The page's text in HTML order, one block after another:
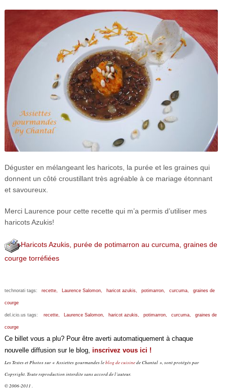
Déguster en mélangeant les haricots, la purée et les graines qui
donnent un côté croustillant très agréable à ce mariage étonnant
et savoureux.
Merci Laurence pour cette recette qui m’a permis d’utiliser mes
haricots Azukis!
Haricots Azukis, purée de potimarron au curcuma, graines de
courge torréfiées
technorati tags: recette, Laurence Salomon, haricot azukis, potimarron, curcuma, graines de
courge
del.icio.us tags: recette, Laurence Salomon, haricot azukis, potimarron, curcuma, graines de
courge
Ce billet vous a plu? Pour être averti automatiquement à chaque
nouvelle diffusion sur le blog, inscrivez vous ici !
Les Textes et Photos sur « Assiettes gourmandes leblog de cuisinede Chantal », sont protégés par
Copyright. Toute reproduction interdite sans accord de l’auteur.
© 2006-2011 .